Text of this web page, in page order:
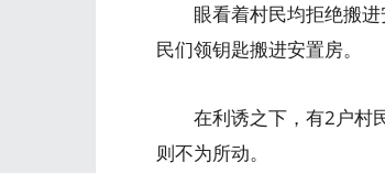
眼看着村民均拒绝搬进
民们领钥匙搬进安置房。
在利诱之下，有2户村民
则不为所动。